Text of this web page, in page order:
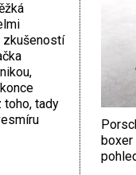
zkušeností
toho, tady
boxer